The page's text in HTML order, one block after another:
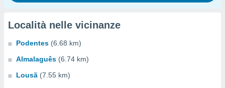
Località nelle vicinanze
Podentes (6.68 km)
Almalaguês (6.74 km)
Lousã (7.55 km)